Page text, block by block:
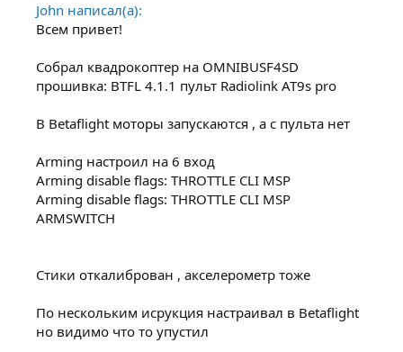
John написал(а):
Всем привет!
Собрал квадрокоптер на OMNIBUSF4SD
прошивка: BTFL 4.1.1 пульт Radiolink AT9s pro
В Betaflight моторы запускаются , а с пульта нет
Arming настроил на 6 вход
Arming disable flags: THROTTLE CLI MSP
Arming disable flags: THROTTLE CLI MSP
ARMSWITCH
Стики откалиброван , акселерометр тоже
По нескольким исрукция настраивал в Betaflight
но видимо что то упустил